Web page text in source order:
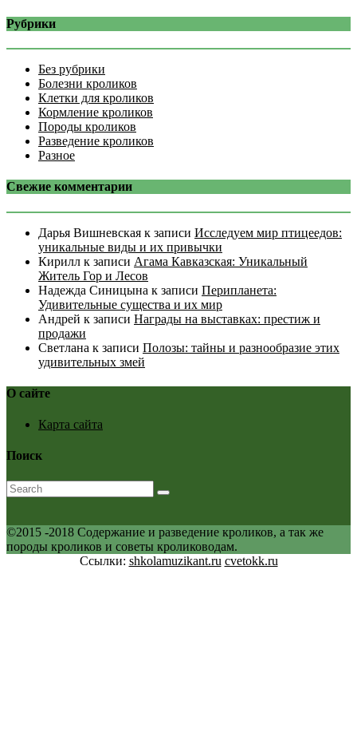
Рубрики
Без рубрики
Болезни кроликов
Клетки для кроликов
Кормление кроликов
Породы кроликов
Разведение кроликов
Разное
Свежие комментарии
Дарья Вишневская к записи Исследуем мир птицеедов:
уникальные виды и их привычки
Кирилл к записи Агама Кавказская: Уникальный
Житель Гор и Лесов
Надежда Синицына к записи Перипланета:
Удивительные существа и их мир
Андрей к записи Награды на выставках: престиж и
продажи
Светлана к записи Полозы: тайны и разнообразие этих
удивительных змей
О сайте
Карта сайта
Поиск
©2015 -2018 Содержание и разведение кроликов, а так же
породы кроликов и советы кролиководам.
Ссылки: shkolamuzikant.ru cvetokk.ru